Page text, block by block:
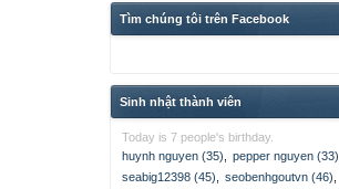
Tìm chúng tôi trên Facebook
Sinh nhật thành viên
Today is 7 people's birthday.
huynh nguyen (35)
pepper nguyen (33)
seabig12398 (45)
seobenhgoutvn (46)